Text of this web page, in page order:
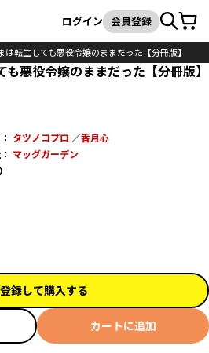
検索
ログイン 会員登録カート
は転生しても悪役令嬢のままだった【分冊版】
悪役令嬢のままだった【分冊版】
タツノコプロ ／香月心
マッグガーデン
録して購入する
カートに追加